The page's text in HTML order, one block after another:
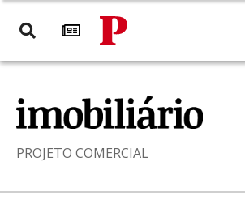
PROJETO COMERCIAL